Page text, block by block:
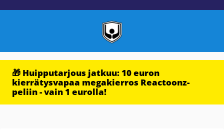
🎁 Huipputarjous jatkuu: 10 euron
kierrätysvapaa megakierros Reactoonz-
peliin - vain 1 eurolla!